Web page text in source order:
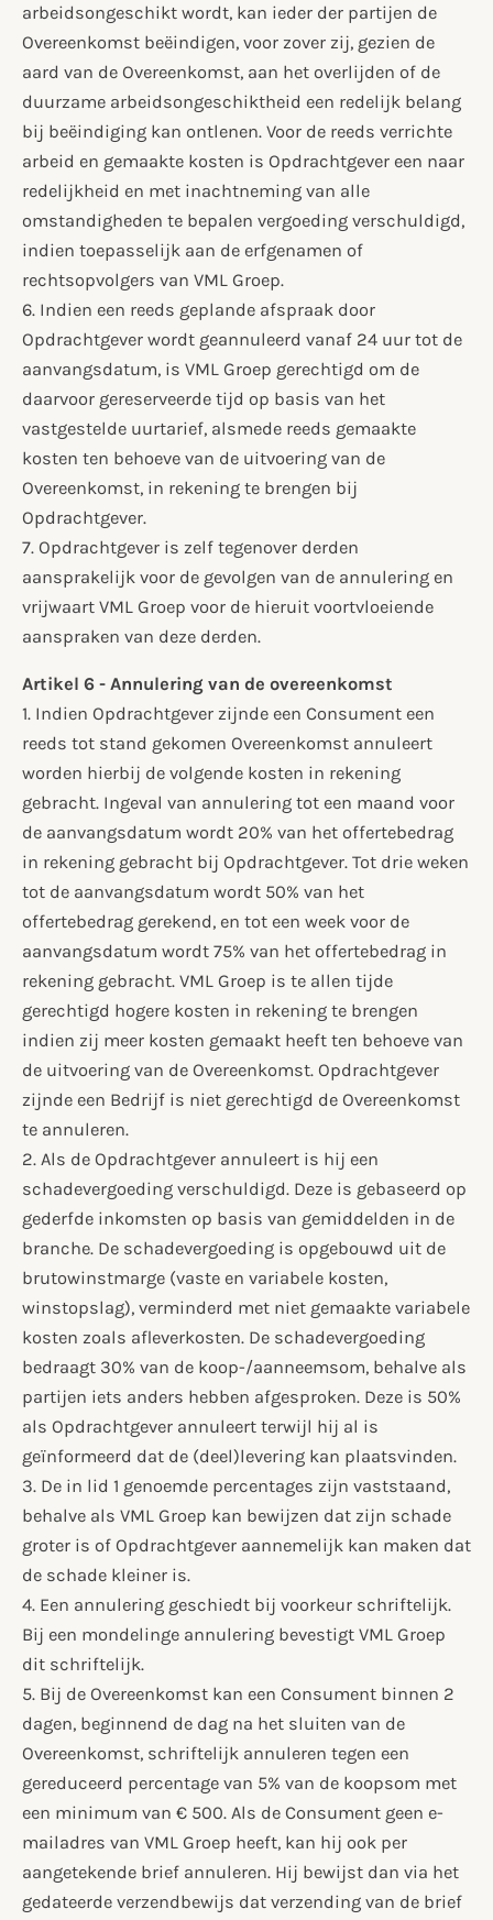
arbeidsongeschikt wordt, kan ieder der partijen de
Overeenkomst beëindigen, voor zover zij, gezien de
aard van de Overeenkomst, aan het overlijden of de
duurzame arbeidsongeschiktheid een redelijk belang
bij beëindiging kan ontlenen. Voor de reeds verrichte
arbeid en gemaakte kosten is Opdrachtgever een naar
redelijkheid en met inachtneming van alle
omstandigheden te bepalen vergoeding verschuldigd,
indien toepasselijk aan de erfgenamen of
rechtsopvolgers van VML Groep.
6. Indien een reeds geplande afspraak door
Opdrachtgever wordt geannuleerd vanaf 24 uur tot de
aanvangsdatum, is VML Groep gerechtigd om de
daarvoor gereserveerde tijd op basis van het
vastgestelde uurtarief, alsmede reeds gemaakte
kosten ten behoeve van de uitvoering van de
Overeenkomst, in rekening te brengen bij
Opdrachtgever.
7. Opdrachtgever is zelf tegenover derden
aansprakelijk voor de gevolgen van de annulering en
vrijwaart VML Groep voor de hieruit voortvloeiende
aanspraken van deze derden.
Artikel 6 - Annulering van de overeenkomst
1. Indien Opdrachtgever zijnde een Consument een
reeds tot stand gekomen Overeenkomst annuleert
worden hierbij de volgende kosten in rekening
gebracht. Ingeval van annulering tot een maand voor
de aanvangsdatum wordt 20% van het offertebedrag
in rekening gebracht bij Opdrachtgever. Tot drie weken
tot de aanvangsdatum wordt 50% van het
offertebedrag gerekend, en tot een week voor de
aanvangsdatum wordt 75% van het offertebedrag in
rekening gebracht. VML Groep is te allen tijde
gerechtigd hogere kosten in rekening te brengen
indien zij meer kosten gemaakt heeft ten behoeve van
de uitvoering van de Overeenkomst. Opdrachtgever
zijnde een Bedrijf is niet gerechtigd de Overeenkomst
te annuleren.
2. Als de Opdrachtgever annuleert is hij een
schadevergoeding verschuldigd. Deze is gebaseerd op
gederfde inkomsten op basis van gemiddelden in de
branche. De schadevergoeding is opgebouwd uit de
brutowinstmarge (vaste en variabele kosten,
winstopslag), verminderd met niet gemaakte variabele
kosten zoals afleverkosten. De schadevergoeding
bedraagt 30% van de koop-/aanneemsom, behalve als
partijen iets anders hebben afgesproken. Deze is 50%
als Opdrachtgever annuleert terwijl hij al is
geïnformeerd dat de (deel)levering kan plaatsvinden.
3. De in lid 1 genoemde percentages zijn vaststaand,
behalve als VML Groep kan bewijzen dat zijn schade
groter is of Opdrachtgever aannemelijk kan maken dat
de schade kleiner is.
4. Een annulering geschiedt bij voorkeur schriftelijk.
Bij een mondelinge annulering bevestigt VML Groep
dit schriftelijk.
5. Bij de Overeenkomst kan een Consument binnen 2
dagen, beginnend de dag na het sluiten van de
Overeenkomst, schriftelijk annuleren tegen een
gereduceerd percentage van 5% van de koopsom met
een minimum van € 500. Als de Consument geen e-
mailadres van VML Groep heeft, kan hij ook per
aangetekende brief annuleren. Hij bewijst dan via het
gedateerde verzendbewijs dat verzending van de brief